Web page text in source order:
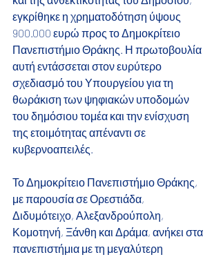
εγκρίθηκε η χρηματοδότηση ύψους
900.000 ευρώ προς το Δημοκρίτειο
Πανεπιστήμιο Θράκης. Η πρωτοβουλία
αυτή εντάσσεται στον ευρύτερο
σχεδιασμό του Υπουργείου για τη
θωράκιση των ψηφιακών υποδομών
του δημόσιου τομέα και την ενίσχυση
της ετοιμότητας απέναντι σε
κυβερνοαπειλές.
Το Δημοκρίτειο Πανεπιστήμιο Θράκης,
με παρουσία σε Ορεστιάδα,
Διδυμότειχο, Αλεξανδρούπολη,
Κομοτηνή, Ξάνθη και Δράμα, ανήκει στα
πανεπιστήμια με τη μεγαλύτερη